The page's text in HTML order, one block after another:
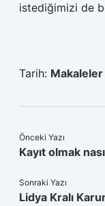
istediğimizi de
Tarih: Makaleler
Önceki Yazı
Kayıt olmak
Sonraki Yazı
Lidya Kralı